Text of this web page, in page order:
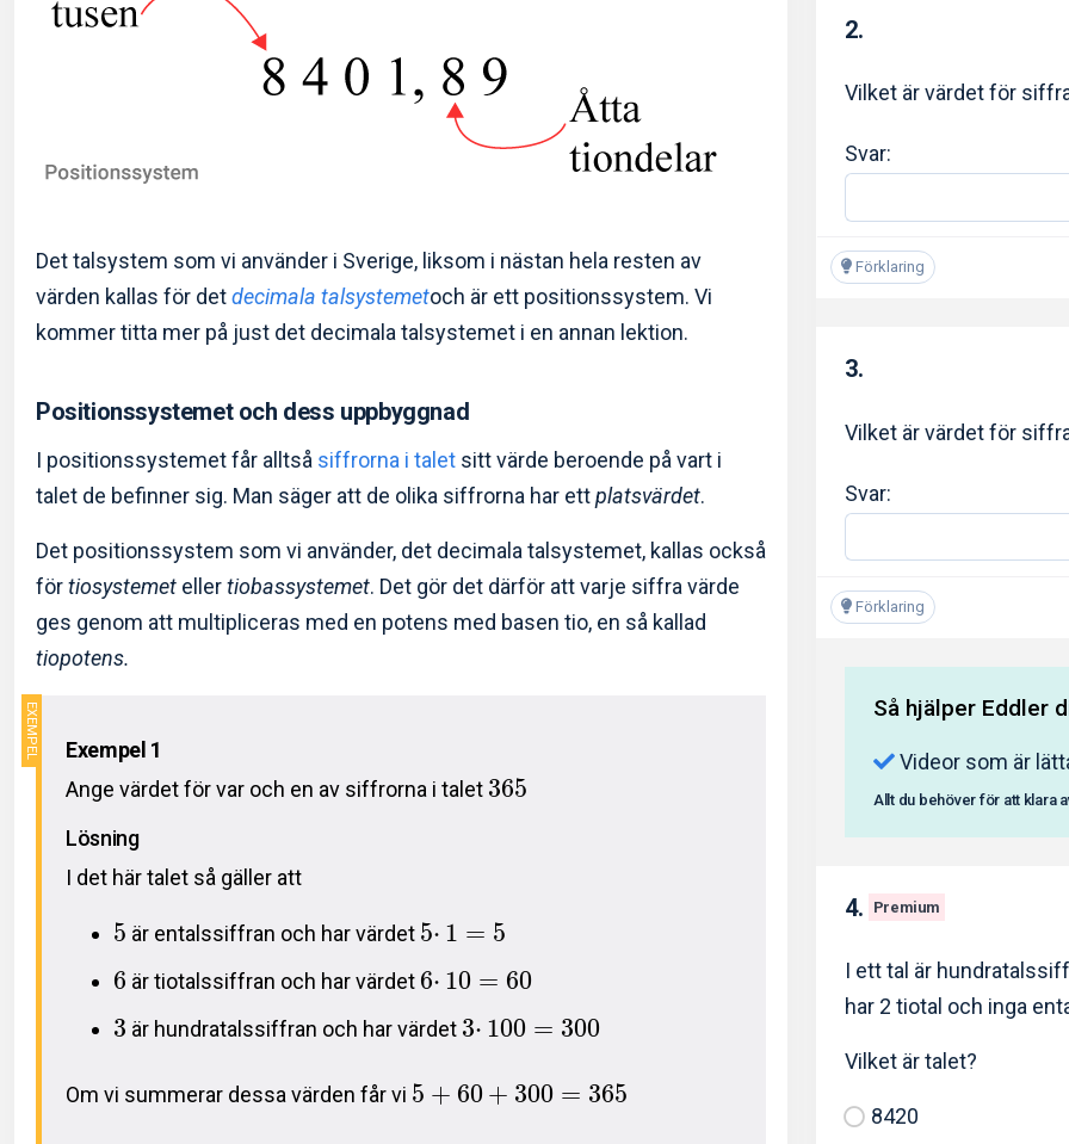
Det talsystem som vi använder i Sverige, liksom i nästan hela resten av
värden kallas för detdecimala talsystemetoch är ett positionssystem. Vi
kommer titta mer på just det decimala talsystemet i en annan lektion.
Positionssystemet och dess uppbyggnad
I positionssystemet får alltså siffrorna i talet sitt värde beroende på vart i
talet de befinner sig. Man säger att de olika siffrorna har ettplatsvärdet.
Det positionssystem som vi använder, det decimala talsystemet, kallas också
förtiosystemet ellertiobassystemet. Det gör det därför att varje siffra värde
ges genom att multipliceras med en potens med basen tio, en så kallad
tiopotens.
Exempel 1
Ange värdet för var och en av siffrorna i talet 365
Lösning
I det här talet så gäller att
5 är entalssiffran och har värdet 5⋅ 1 = 5
6 är tiotalssiffran och har värdet 6⋅ 10 = 60
3 är hundratalssiffran och har värdet 3⋅ 100 = 300
Om vi summerar dessa värden får vi 5 + 60 + 300 = 365
2.
Vilket är värdet för
Svar:
Förklaring
3.
Vilket är värdet för
Svar:
Förklaring
Så hjälper Eddler
Videor som är
Allt du behöver för att klara
4. Premium
I ett tal är
har 2 tiotal och inga
Vilket är talet?
8420